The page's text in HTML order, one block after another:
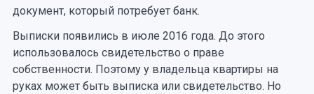
документ, который потребует банк.
Выписки появились в июле 2016 года. До этого
использовалось свидетельство о праве
собственности. Поэтому у владельца квартиры на
руках может быть выписка или свидетельство. Но